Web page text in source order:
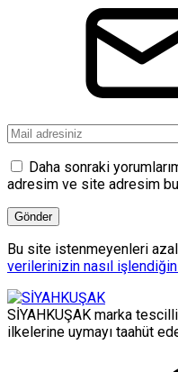
Daha sonraki
adresim ve site adresim
Bu site istenmeyenleri
verilerinizin nasıl
SİYAHKUŞAK marka
ilkelerine uymayı taahüt